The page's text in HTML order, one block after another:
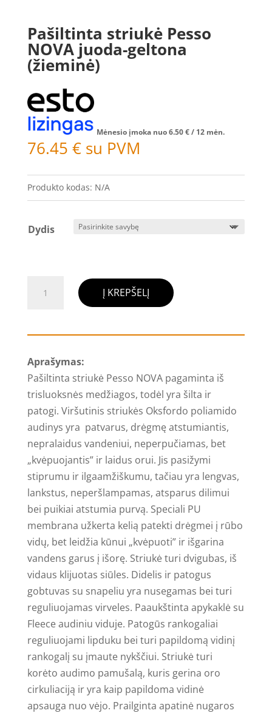
Pašiltinta striukė Pesso
NOVA juoda-geltona
(žieminė)
Mėnesio įmoka nuo6.50€/ 12 mėn.
76.45 € su PVM
Produkto kodas: N/A
Dydis
kiekis:
striukė
NOVA
juoda-
geltona
(žieminė)
Į KREPŠELĮ
Aprašymas:
Pašiltinta striukė Pesso NOVA pagaminta iš
trisluoksnės medžiagos, todėl yra šilta ir
patogi. Viršutinis striukės Oksfordo poliamido
audinys yra patvarus, drėgmę atstumiantis,
nepralaidus vandeniui, neperpučiamas, bet
„kvėpuojantis” ir laidus orui. Jis pasižymi
stiprumu ir ilgaamžiškumu, tačiau yra lengvas,
lankstus, neperšlampamas, atsparus dilimui
bei puikiai atstumia purvą. Speciali PU
membrana užkerta kelią patekti drėgmei į rūbo
vidų, bet leidžia kūnui „kvėpuoti” ir išgarina
vandens garus į išorę. Striukė turi dvigubas, iš
vidaus klijuotas siūles. Didelis ir patogus
gobtuvas su snapeliu yra nusegamas bei turi
reguliuojamas virveles. Paaukštinta apykaklė su
Fleece audiniu viduje. Patogūs rankogaliai
reguliuojami lipduku bei turi papildomą vidinį
rankogalį su įmaute nykščiui. Striukė turi
korėto audimo pamušalą, kuris gerina oro
cirkuliaciją ir yra kaip papildoma vidinė
apsauga nuo vėjo. Prailginta apatinė nugaros